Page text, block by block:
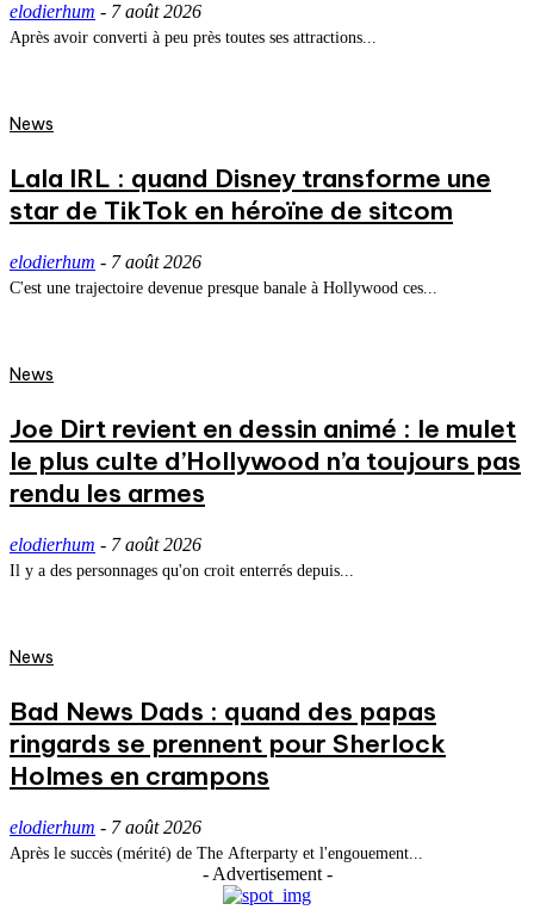
elodierhum - 7 août 2026
Après avoir converti à peu près toutes ses attractions...
News
Lala IRL : quand Disney transforme une
star de TikTok en héroïne de sitcom
elodierhum - 7 août 2026
C'est une trajectoire devenue presque banale à Hollywood ces...
News
Joe Dirt revient en dessin animé : le mulet
le plus culte d’Hollywood n’a toujours pas
rendu les armes
elodierhum - 7 août 2026
Il y a des personnages qu'on croit enterrés depuis...
News
Bad News Dads : quand des papas
ringards se prennent pour Sherlock
Holmes en crampons
elodierhum - 7 août 2026
Après le succès (mérité) de The Afterparty et l'engouement...
- Advertisement -